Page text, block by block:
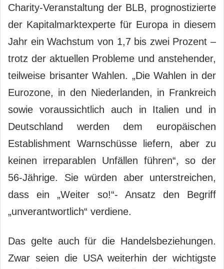
Charity-Veranstaltung der BLB, prognostizierte
der Kapitalmarktexperte für Europa in diesem
Jahr ein Wachstum von 1,7 bis zwei Prozent –
trotz der aktuellen Probleme und anstehender,
teilweise brisanter Wahlen. „Die Wahlen in der
Eurozone, in den Niederlanden, in Frankreich
sowie voraussichtlich auch in Italien und in
Deutschland werden dem europäischen
Establishment Warnschüsse liefern, aber zu
keinen irreparablen Unfällen führen“, so der
56-Jährige. Sie würden aber unterstreichen,
dass ein „Weiter so!“- Ansatz den Begriff
„unverantwortlich“ verdiene.
Das gelte auch für die Handelsbeziehungen.
Zwar seien die USA weiterhin der wichtigste